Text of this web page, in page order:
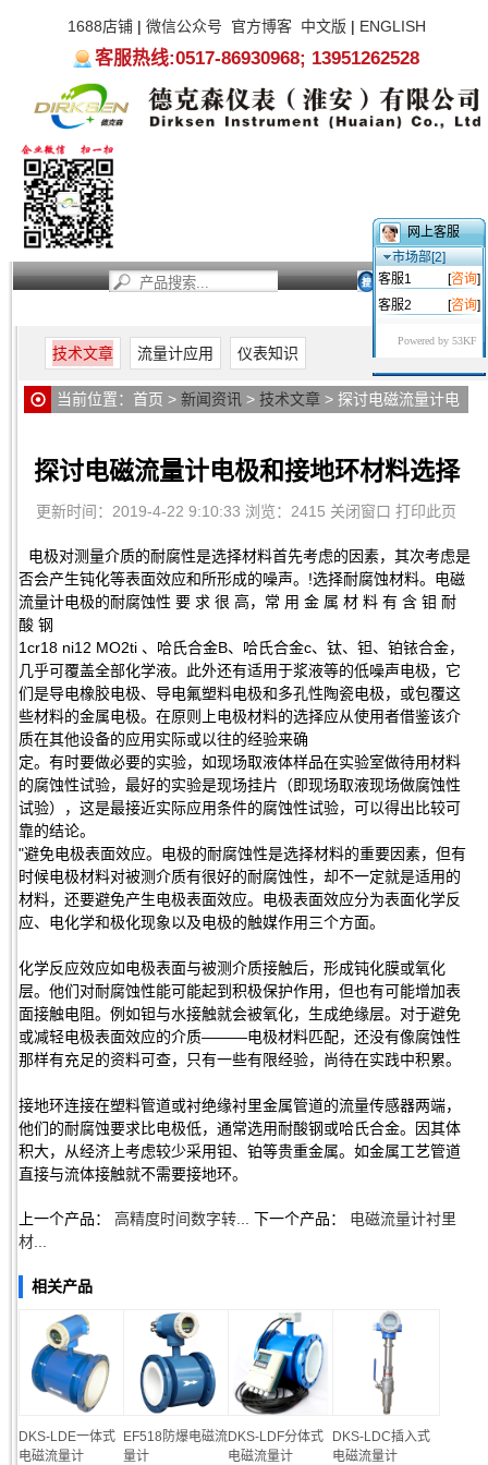
1688店铺| 微信公众号 官方博客 中文版 | ENGLISH
客服热线:0517-86930968; 13951262528
技术文章 流量计应用 仪表知识
当前位置： 首页 > 新闻资讯 > 技术文章 > 探讨电磁流量计电
探讨电磁流量计电极和接地环材料选择
更新时间：2019-4-22 9:10:33 浏览：2415 关闭窗口 打印此页
电极对测量介质的耐腐性是选择材料首先考虑的因素，其次考虑是
否会产生钝化等表面效应和所形成的噪声。!选择耐腐蚀材料。电磁
流量计电极的耐腐蚀性 要 求 很 高，常 用 金 属 材 料 有 含 钼 耐
酸 钢
1cr18 ni12 MO2ti 、哈氏合金B、哈氏合金c、钛、钽、铂铱合金，
几乎可覆盖全部化学液。此外还有适用于浆液等的低噪声电极，它
们是导电橡胶电极、导电氟塑料电极和多孔性陶瓷电极，或包覆这
些材料的金属电极。在原则上电极材料的选择应从使用者借鉴该介
质在其他设备的应用实际或以往的经验来确
定。有时要做必要的实验，如现场取液体样品在实验室做待用材料
的腐蚀性试验，最好的实验是现场挂片（即现场取液现场做腐蚀性
试验），这是最接近实际应用条件的腐蚀性试验，可以得出比较可
靠的结论。
"避免电极表面效应。电极的耐腐蚀性是选择材料的重要因素，但有
时候电极材料对被测介质有很好的耐腐蚀性，却不一定就是适用的
材料，还要避免产生电极表面效应。电极表面效应分为表面化学反
应、电化学和极化现象以及电极的触媒作用三个方面。
化学反应效应如电极表面与被测介质接触后，形成钝化膜或氧化
层。他们对耐腐蚀性能可能起到积极保护作用，但也有可能增加表
面接触电阻。例如钽与水接触就会被氧化，生成绝缘层。对于避免
或减轻电极表面效应的介质———电极材料匹配，还没有像腐蚀性
那样有充足的资料可查，只有一些有限经验，尚待在实践中积累。
接地环连接在塑料管道或衬绝缘衬里金属管道的流量传感器两端，
他们的耐腐蚀要求比电极低，通常选用耐酸钢或哈氏合金。因其体
积大，从经济上考虑较少采用钽、铂等贵重金属。如金属工艺管道
直接与流体接触就不需要接地环。
上一个产品： 高精度时间数字转... 下一个产品： 电磁流量计衬里
材...
相关产品
DKS-LDE一体式
电磁流量计
EF518防爆电磁流
量计
DKS-LDF分体式
电磁流量计
DKS-LDC插入式
电磁流量计
网上客服
市场部[2]
客服1
[咨询]
客服2
[咨询]
Powered by 53KF